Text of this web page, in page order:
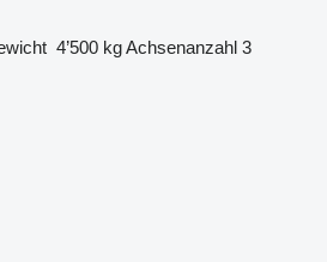
4’500 kgAchsenanzahl 3